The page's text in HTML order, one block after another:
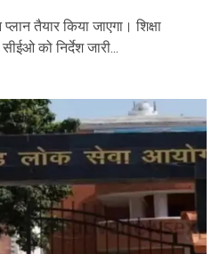
तैयार किया जाएगा। शिक्षा
को निर्देश जारी...